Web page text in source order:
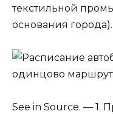
текстильной
основания города).
See in Source. — 1.